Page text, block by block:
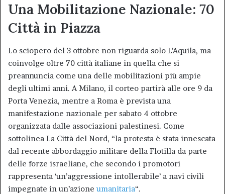
Una Mobilitazione Nazionale: 70
Città in Piazza
Lo sciopero del 3 ottobre non riguarda solo L’Aquila, ma
coinvolge oltre 70 città italiane in quella che si
preannuncia come una delle mobilitazioni più ampie
degli ultimi anni. A Milano, il corteo partirà alle ore 9 da
Porta Venezia, mentre a Roma è prevista una
manifestazione nazionale per sabato 4 ottobre
organizzata dalle associazioni palestinesi. Come
sottolinea La Città del Nord, “la protesta è stata innescata
dal recente abbordaggio militare della Flotilla da parte
delle forze israeliane, che secondo i promotori
rappresenta ‘un’aggressione intollerabile’ a navi civili
impegnate in un’azione umanitaria“.